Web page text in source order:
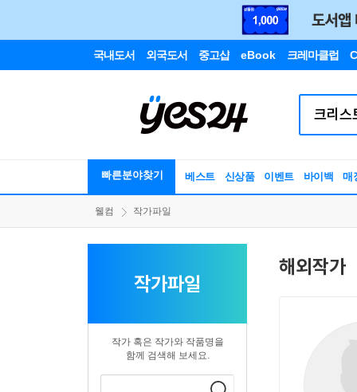
국내도서 외국도서 중고샵 eBook 크레마클럽
빠른분야찾기 베스트 신상품 이벤트 바이백 매
웰컴 작가파일
작가파일
작가 혹은 작가와 작품명을
함께 검색해 보세요.
해외작가